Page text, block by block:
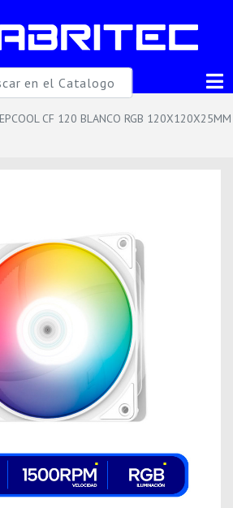
CF 120 BLANCO RGB 120X120X25MM